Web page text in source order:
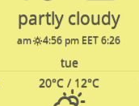
partly cloudy
6:26 am
4:56 pm EET
tue
20°C / 12°C